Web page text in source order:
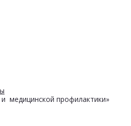
медицинской профилактики»